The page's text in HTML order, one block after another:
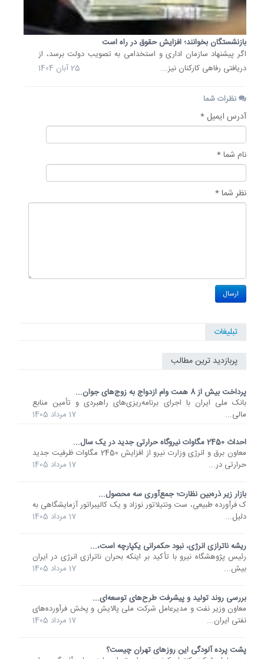
بازنشستگان بخوانند؛ افزایش حقوق در راه است
اگر پیشنهاد سازمان اداری و استخدامی به تصویب دولت برسد، از
دریافتی رفاهی کارکنان نیز...
25 آبان 1404
نظرات شما
آدرس ایمیل *
نام شما *
نظر شما *
تبلیغات
پربازدید ترین مطالب
پرداخت بیش از 8 همت وام ازدواج به زوج‌های جوان...
بانک ملی ایران با اجرای برنامه‌ریزی‌های راهبردی و تأمین منابع
مالی...
17 مرداد 1405
احداث 2450 مگاوات نیروگاه حرارتی جدید در یک سال...
معاون برق و انرژی وزارت نیرو از افزایش 2450 مگاوات ظرفیت جدید
حرارتی در...
17 مرداد 1405
بازار زیر ذره‌بین نظارت؛ جمع‌آوری سه محصول...
ک فرآورده طبیعی، ست ونتیلاتور نوزاد و یک کالیبراتور آزمایشگاهی به
دلیل...
17 مرداد 1405
ریشه ناترازی انرژی، نبود حکمرانی یکپارچه است،...
رئیس پژوهشگاه نیرو با تأکید بر اینکه بحران ناترازی انرژی در ایران
بیش...
17 مرداد 1405
بررسی روند تولید و پیشرفت طرح‌های توسعه‌ای...
معاون وزیر نفت و مدیرعامل شرکت ملی پالایش و پخش فرآورده‌های
نفتی ایران...
17 مرداد 1405
پشت پرده آلودگی این روزهای تهران چیست؟